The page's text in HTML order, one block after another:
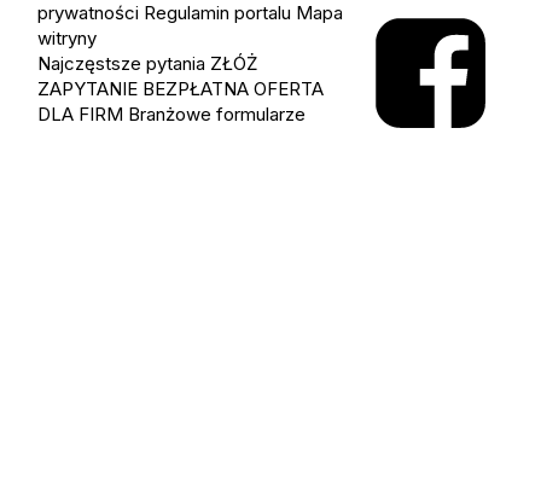
prywatności Regulamin portalu Mapa
witryny
Najczęstsze pytania ZŁÓŻ
ZAPYTANIE BEZPŁATNA OFERTA
DLA FIRM Branżowe formularze